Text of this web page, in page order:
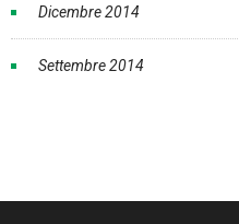
Dicembre 2014
Settembre 2014